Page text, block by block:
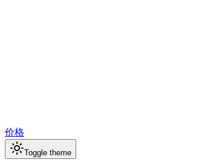
价格
Toggle theme